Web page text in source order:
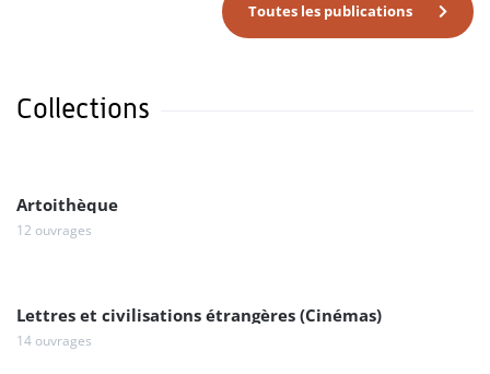
Toutes les publications
Collections
Artoithèque
12 ouvrages
Lettres et civilisations étrangères (Cinémas)
14 ouvrages